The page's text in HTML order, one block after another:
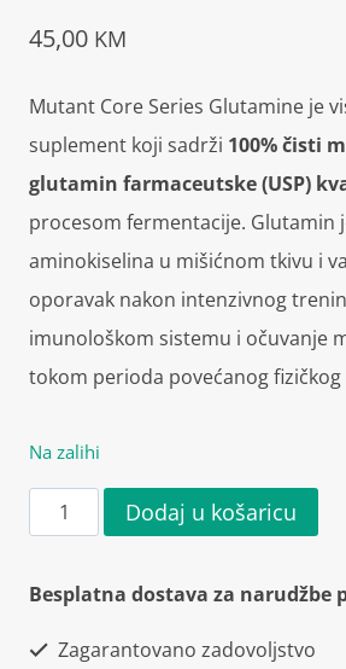
45,00 KM
Mutant Core Series Glutamine je
suplement koji sadrži 100% čisti
glutamin farmaceutske (USP)
procesom fermentacije. Glutamin
aminokiselina u mišićnom tkivu i
oporavak nakon intenzivnog
imunološkom sistemu i očuvanje
tokom perioda povećanog
Na zalihi
Mutant
Core
Series
300g
Dodaj u košaricu
Besplatna dostava za narudžbe
Zagarantovano zadovoljstvo